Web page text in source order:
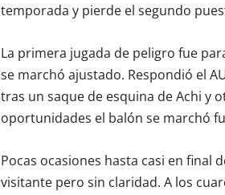
temporada y pierde el segundo
La primera jugada de peligro fue
se marchó ajustado. Respondió el
tras un saque de esquina de Achi y
oportunidades el balón se marchó
Pocas ocasiones hasta casi en final
visitante pero sin claridad. A los